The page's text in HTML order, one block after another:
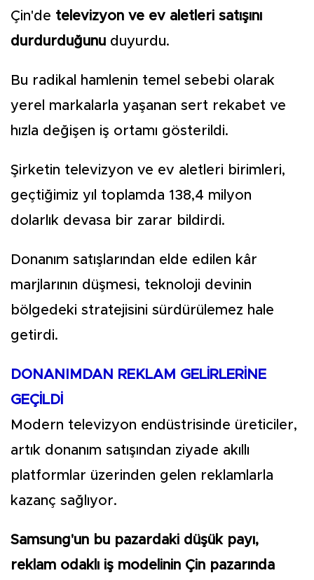
Çin'de televizyon ve ev aletleri satışını
durdurduğunu duyurdu.
Bu radikal hamlenin temel sebebi olarak
yerel markalarla yaşanan sert rekabet ve
hızla değişen iş ortamı gösterildi.
Şirketin televizyon ve ev aletleri birimleri,
geçtiğimiz yıl toplamda 138,4 milyon
dolarlık devasa bir zarar bildirdi.
Donanım satışlarından elde edilen kâr
marjlarının düşmesi, teknoloji devinin
bölgedeki stratejisini sürdürülemez hale
getirdi.
DONANIMDAN REKLAM GELİRLERİNE
GEÇİLDİ
Modern televizyon endüstrisinde üreticiler,
artık donanım satışından ziyade akıllı
platformlar üzerinden gelen reklamlarla
kazanç sağlıyor.
Samsung'un bu pazardaki düşük payı,
reklam odaklı iş modelinin Çin pazarında